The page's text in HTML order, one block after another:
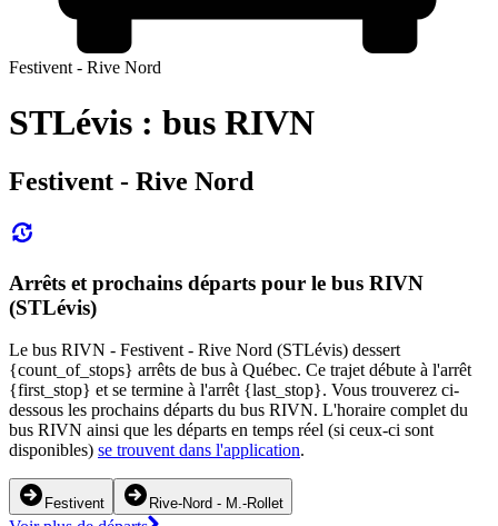
Festivent - Rive Nord
STLévis : bus RIVN
Festivent - Rive Nord
Arrêts et prochains départs pour le bus RIVN
(STLévis)
Le bus RIVN - Festivent - Rive Nord (STLévis) dessert
{count_of_stops} arrêts de bus à Québec. Ce trajet débute à l'arrêt
{first_stop} et se termine à l'arrêt {last_stop}. Vous trouverez ci-
dessous les prochains départs du bus RIVN. L'horaire complet du
bus RIVN ainsi que les départs en temps réel (si ceux-ci sont
disponibles) se trouvent dans l'application.
Festivent Rive-Nord - M.-Rollet